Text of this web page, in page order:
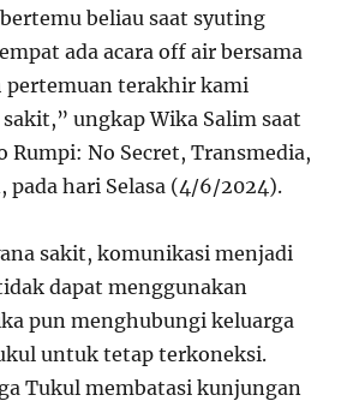
beliau saat syuting
ada acara off air bersama
pertemuan terakhir kami
ungkap Wika Salim saat
Rumpi: No Secret, Transmedia,
pada hari Selasa (4/6/2024).
sakit, komunikasi menjadi
dapat menggunakan
pun menghubungi keluarga
untuk tetap terkoneksi.
Tukul membatasi kunjungan